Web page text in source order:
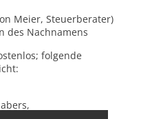
Meier, Steuerberater)
des Nachnamens
folgende